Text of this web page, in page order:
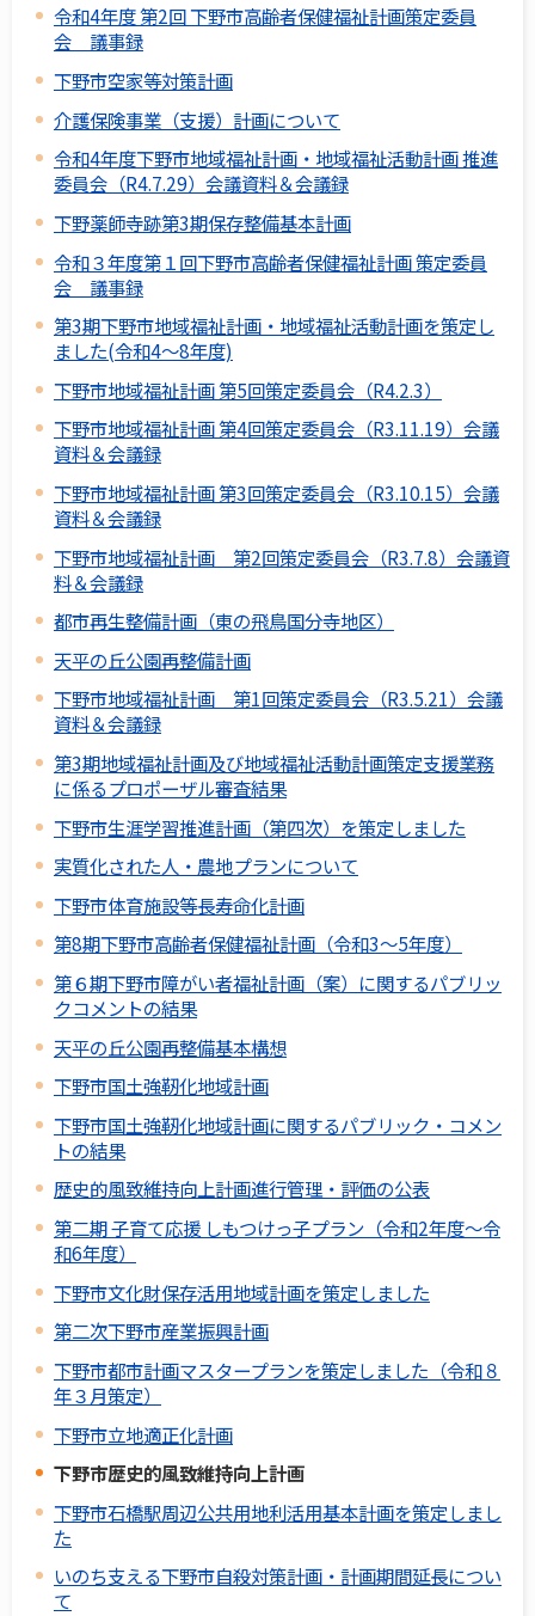
令和4年度 第2回 下野市高齢者保健福祉計画策定委員
会 議事録
下野市空家等対策計画
介護保険事業（支援）計画について
令和4年度下野市地域福祉計画・地域福祉活動計画 推進
委員会（R4.7.29）会議資料＆会議録
下野薬師寺跡第3期保存整備基本計画
令和３年度第１回下野市高齢者保健福祉計画 策定委員
会 議事録
第3期下野市地域福祉計画・地域福祉活動計画を策定し
ました(令和4～8年度)
下野市地域福祉計画 第5回策定委員会（R4.2.3）
下野市地域福祉計画 第4回策定委員会（R3.11.19）会議
資料＆会議録
下野市地域福祉計画 第3回策定委員会（R3.10.15）会議
資料＆会議録
下野市地域福祉計画 第2回策定委員会（R3.7.8）会議資
料＆会議録
都市再生整備計画（東の飛鳥国分寺地区）
天平の丘公園再整備計画
下野市地域福祉計画 第1回策定委員会（R3.5.21）会議
資料＆会議録
第3期地域福祉計画及び地域福祉活動計画策定支援業務
に係るプロポーザル審査結果
下野市生涯学習推進計画（第四次）を策定しました
実質化された人・農地プランについて
下野市体育施設等長寿命化計画
第8期下野市高齢者保健福祉計画（令和3～5年度）
第６期下野市障がい者福祉計画（案）に関するパブリッ
クコメントの結果
天平の丘公園再整備基本構想
下野市国土強靭化地域計画
下野市国土強靭化地域計画に関するパブリック・コメン
トの結果
歴史的風致維持向上計画進行管理・評価の公表
第二期 子育て応援 しもつけっ子プラン（令和2年度～令
和6年度）
下野市文化財保存活用地域計画を策定しました
第二次下野市産業振興計画
下野市都市計画マスタープランを策定しました（令和８
年３月策定）
下野市立地適正化計画
下野市歴史的風致維持向上計画
下野市石橋駅周辺公共用地利活用基本計画を策定しまし
た
いのち支える下野市自殺対策計画・計画期間延長につい
て